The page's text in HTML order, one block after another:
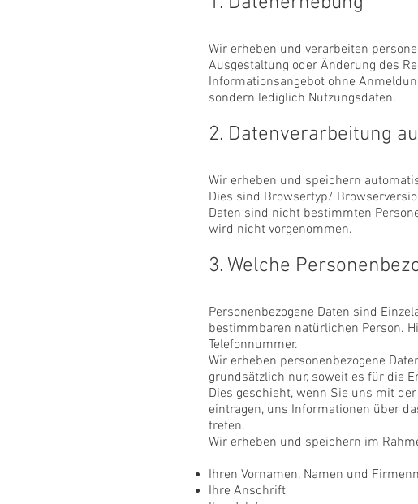
Wir erheben und verarbeiten
Ausgestaltung oder Änderung des
Informationsangebot ohne
sondern lediglich Nutzungsdaten.
2. Datenverarbeitung
Wir erheben und speichern
Dies sind Browsertyp/
Daten sind nicht bestimmten
wird nicht vorgenommen.
3. Welche
Personenbezogene Daten sind
bestimmbaren natürlichen Person.
Telefonnummer.
Wir erheben personenbezogene
grundsätzlich nur, soweit es für die
Dies geschieht, wenn Sie uns mit
eintragen, uns Informationen über
treten.
Wir erheben und speichern im
Ihren Vornamen, Namen und
Ihre Anschrift